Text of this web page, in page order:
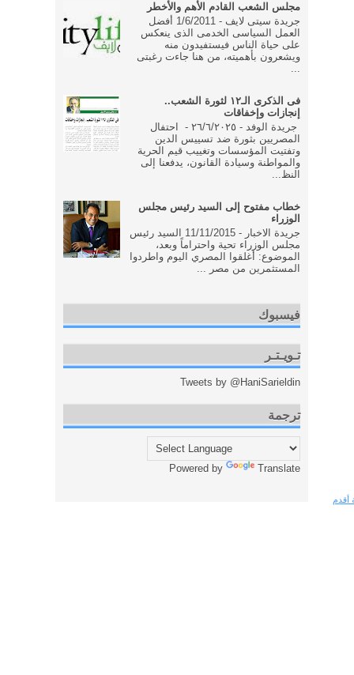
أقدم
مجلس الشعب القادم الأهم والأخطر
جريدة سيتى لايف - 1/6/2011 أفضل
العمل السياسى الخدمى الذى ينعكس
على حياة الناس فيستفيدون منه
ويشعرون بأهميته، من هنا جاءت رغبتى
فى الذكرى الـ١٢ لثورة الشعب..
إنجازات وإخفاقات
جريدة الوفد - ٢٦/٦/٢٠٢٥ - احتفال
المصريين بثورة ضد تسييس الدين
وتفتيت المؤسسات وتغييب قيم الحرية
والمواطنة وسيادة القانون، يدفعنا إلى
النظ...
خطاب مفتوح إلى السيد رئيس مجلس
الوزراء
جريدة الاخبار - 11/11/2015 السيد رئيس
مجلس الوزراء تحية واحتراماً وبعد،
الموضوع: أغلقوا المصري اليوم واطردوا
المستثمرين من مصر ...
فيسبوك
تـويـتـر
Tweets by @HaniSarieldin
ترجمة
Powered by Translate